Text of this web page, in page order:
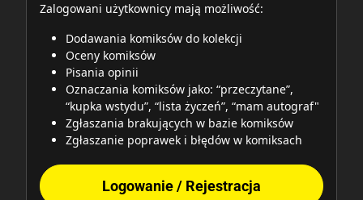
Zalogowani użytkownicy mają możliwość:
Dodawania komiksów do kolekcji
Oceny komiksów
Pisania opinii
Oznaczania komiksów jako: “przeczytane”,
“kupka wstydu”, “lista życzeń”, “mam autograf"
Zgłaszania brakujących w bazie komiksów
Zgłaszanie poprawek i błędów w komiksach
Logowanie / Rejestracja